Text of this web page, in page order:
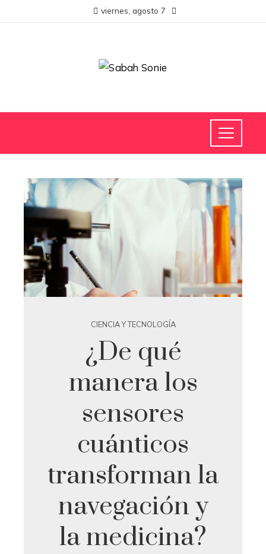
viernes, agosto 7
CIENCIA Y TECNOLOGÍA
¿De qué
manera los
sensores
cuánticos
transforman la
navegación y
la medicina?